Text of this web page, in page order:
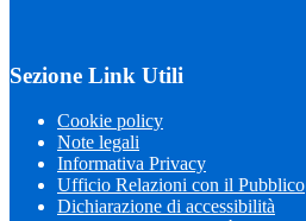
Sezione Link Utili
Cookie policy
Note legali
Informativa Privacy
Ufficio Relazioni con il Pubblico
Dichiarazione di accessibilità